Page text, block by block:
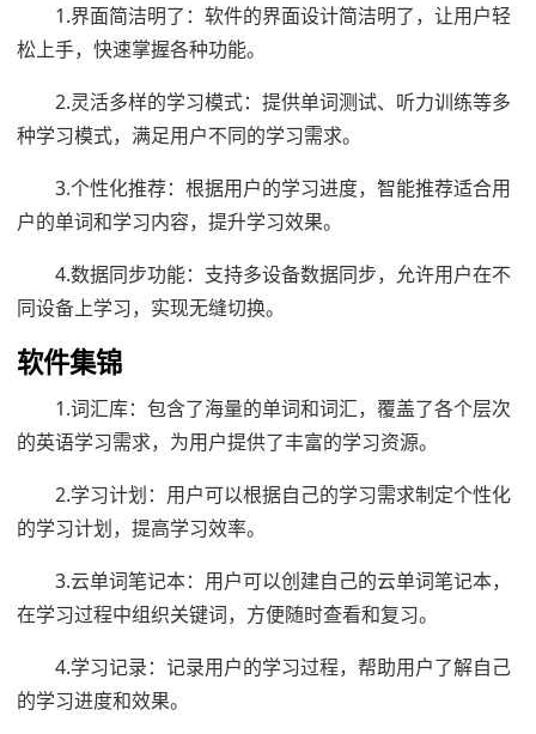
1.界面简洁明了：软件的界面设计简洁明了，让用户轻
松上手，快速掌握各种功能。
2.灵活多样的学习模式：提供单词测试、听力训练等多
种学习模式，满足用户不同的学习需求。
3.个性化推荐：根据用户的学习进度，智能推荐适合用
户的单词和学习内容，提升学习效果。
4.数据同步功能：支持多设备数据同步，允许用户在不
同设备上学习，实现无缝切换。
软件集锦
1.词汇库：包含了海量的单词和词汇，覆盖了各个层次
的英语学习需求，为用户提供了丰富的学习资源。
2.学习计划：用户可以根据自己的学习需求制定个性化
的学习计划，提高学习效率。
3.云单词笔记本：用户可以创建自己的云单词笔记本，
在学习过程中组织关键词，方便随时查看和复习。
4.学习记录：记录用户的学习过程，帮助用户了解自己
的学习进度和效果。